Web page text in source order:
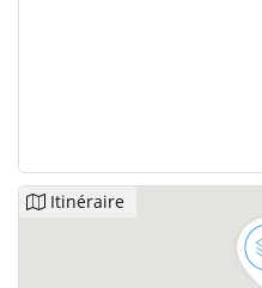
Itinéraire